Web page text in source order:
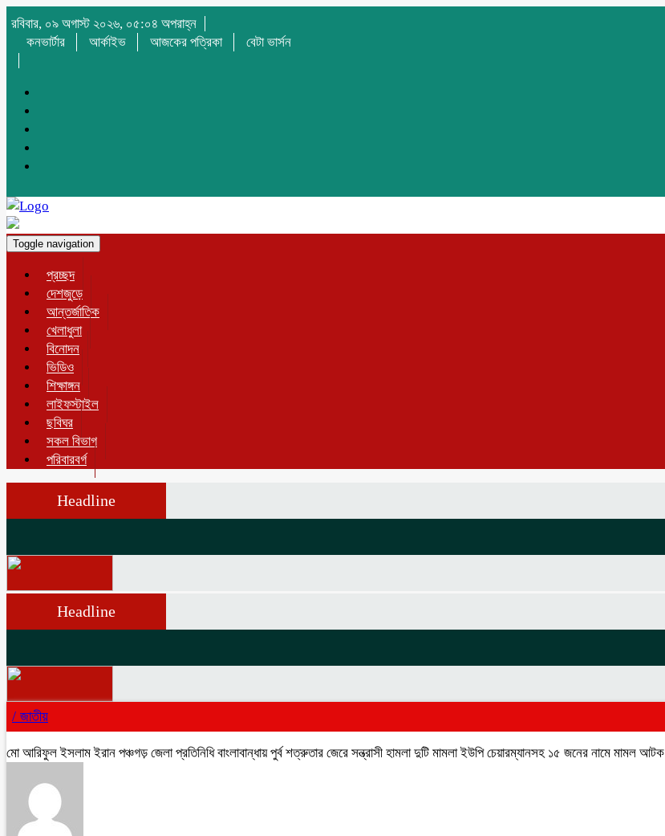
রবিবার, ০৯ অগাস্ট ২০২৬, ০৫:০৪ অপরাহ্ন
কনভার্টার
আর্কাইভ আজকের পত্রিকা বেটা ভার্সন
Toggle navigation
প্রচ্ছদ
দেশজুড়ে
আন্তর্জাতিক
খেলাধুলা
বিনোদন
ভিডিও
শিক্ষাঙ্গন
লাইফস্টাইল
ছবিঘর
সকল বিভাগ
পরিবারবর্গ
Headline
Headline
/ জাতীয়
মো আরিফুল ইসলাম ইরান পঞ্চগড় জেলা প্রতিনিধি বাংলাবান্ধায় পুর্ব শত্রুতার জেরে সন্ত্রাসী হামলা দুটি মামলা ইউপি চেয়ারম্যানসহ ১৫ জনের নামে মামল আটক